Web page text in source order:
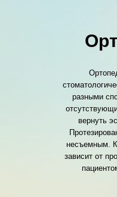
разными
вернуть
несъемным.
зависит от